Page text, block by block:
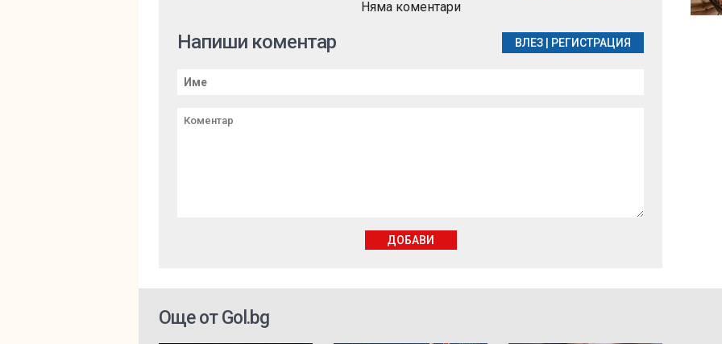
Няма коментари
Напиши коментар ВЛЕЗ РЕГИСТРАЦИЯ
ДОБАВИ
Още от Gol.bg